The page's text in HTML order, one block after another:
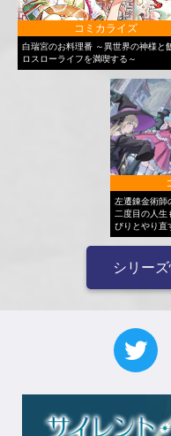
コミカライズ
白瑞宮のお料理番 ～異世界の神様と
ロスローライフを満喫する～
左遷錬金術師
二度目の人生
びりとやり直
シリー